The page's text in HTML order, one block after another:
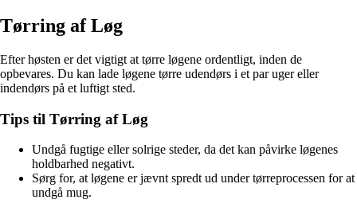
Tørring af Løg
Efter høsten er det vigtigt at tørre løgene ordentligt, inden de
opbevares. Du kan lade løgene tørre udendørs i et par uger eller
indendørs på et luftigt sted.
Tips til Tørring af Løg
Undgå fugtige eller solrige steder, da det kan påvirke løgenes
holdbarhed negativt.
Sørg for, at løgene er jævnt spredt ud under tørreprocessen for at
undgå mug.